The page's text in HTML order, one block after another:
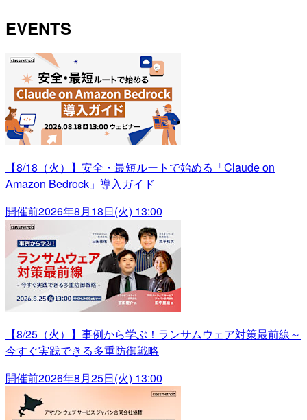
EVENTS
【8/18（火）】安全・最短ルートで始める「Claude on
Amazon Bedrock」導入ガイド
開催前2026年8月18日(火) 13:00
【8/25（火）】事例から学ぶ！ランサムウェア対策最前線～
今すぐ実践できる多重防御戦略
開催前2026年8月25日(火) 13:00